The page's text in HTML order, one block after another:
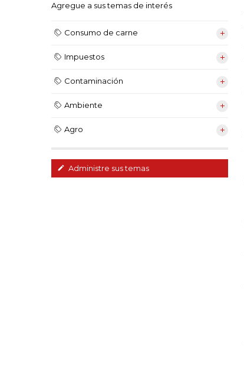
Agregue a sus temas de interés
Consumo de carne
Impuestos
Contaminación
Ambiente
Agro
Administre sus temas